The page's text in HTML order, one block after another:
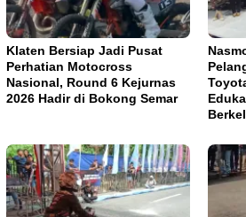
Klaten Bersiap Jadi Pusat
Perhatian Motocross
Nasional, Round 6 Kejurnas
2026 Hadir di Bokong Semar